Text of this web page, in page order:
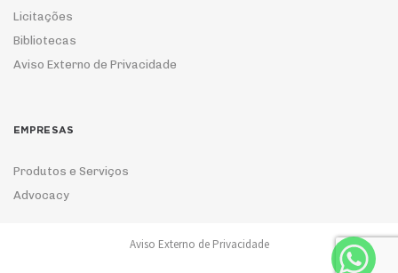
Licitações
Bibliotecas
Aviso Externo de Privacidade
EMPRESAS
Produtos e Serviços
Advocacy
Aviso Externo de Privacidade